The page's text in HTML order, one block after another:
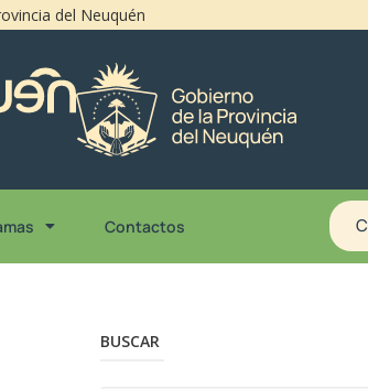
del Neuquén
Contactos
BUSCAR